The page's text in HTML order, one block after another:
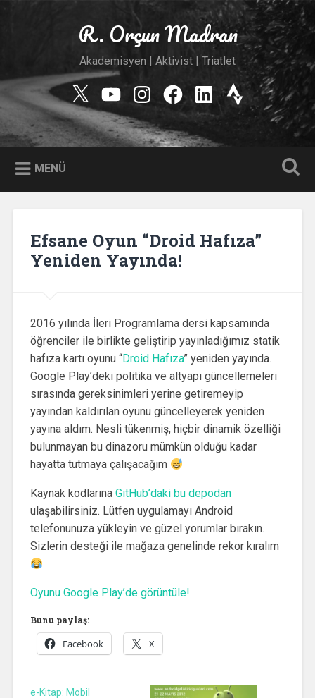
R. Orçun Madran
Akademisyen | Aktivist | Triatlet
TwitterYouTube
Instagram
Facebook
Linkedin
Strava
MENÜ
Efsane Oyun “Droid Hafıza”
Yeniden Yayında!
2016 yılında İleri Programlama dersi kapsamında
öğrenciler ile birlikte geliştirip yayınladığımız statik
hafıza kartı oyunu “Droid Hafıza” yeniden yayında.
Google Play’deki politika ve altyapı güncellemeleri
sırasında gereksinimleri yerine getiremeyip
yayından kaldırılan oyunu güncelleyerek yeniden
yayına aldım. Nesli tükenmiş, hiçbir dinamik özelliği
bulunmayan bu dinazoru mümkün olduğu kadar
hayatta tutmaya çalışacağım
Kaynak kodlarına GitHub’daki bu depodan
ulaşabilirsiniz. Lütfen uygulamayı Android
telefonunuza yükleyin ve güzel yorumlar bırakın.
Sizlerin desteği ile mağaza genelinde rekor kıralım
Oyunu Google Play’de görüntüle!
Bunu paylaş:
Facebook X
e-Kitap: Mobil